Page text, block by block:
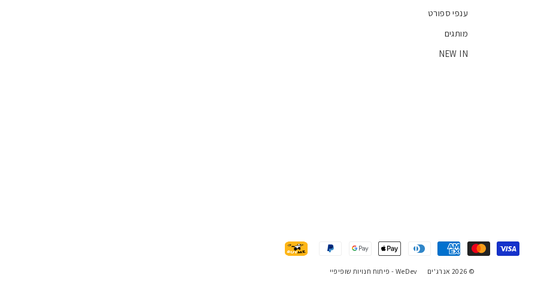
ענפי ספורט
מותגים
NEW IN
© 2026 אנרג'ים WeDev - פיתוח חנויות שופיפיי